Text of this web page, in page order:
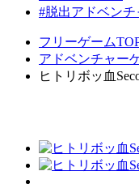
#脱出アドベンチ
フリーゲーム
アドベンチャー
ヒトリボッ血